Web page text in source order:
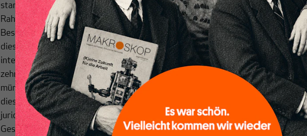
stammt. Sie regelt, welche inländischen Lohn- und Schutzstandards auf im
Rahmen der europäischen Dienstleistungsfreiheit transnational entsandte
Beschäftigte übertragen werden dürfen. Nachdem der Europäische Gerichtshof
diese Richtlinie in einer Anzahl umstrittener Urteile äußerst restriktiv
interpretiert hatte (hierdas Laval-Urteil aus dem Jahr 2007), setzte eine gut
zehnjährige Auseinandersetzung ein, die schließlich in die Reform von 2018
mündete (hierdie Einzelheiten). Die Frist zur nationalen Umsetzung läuft zur Mitte
dieses Jahres ab. Indes hat sich die Auseinandersetzung von der politischen in die
juridische Sphäre verlagert: Polen und Ungarn haben gegen den europäischen
Gesetzgeber ein Vertragsverletzungsverfahren in Gang gesetzt (wir berichteten